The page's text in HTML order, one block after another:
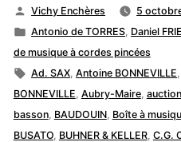
Publié
par
Vichy Enchères
5
Publié
dans
Antonio de TORRES Daniel
de musique à cordes pincées
Étiquettes :
Ad. SAX ,Antoine BONNEVILLE
BONNEVILLE Aubry-Maire, auction
basson, BAUDOUIN, Boîte à
BUSATO, BUHNER & KELLER, C.G.